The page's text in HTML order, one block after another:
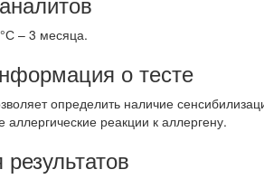
– 3 месяца.
о тесте
определить наличие
реакции к аллергену.